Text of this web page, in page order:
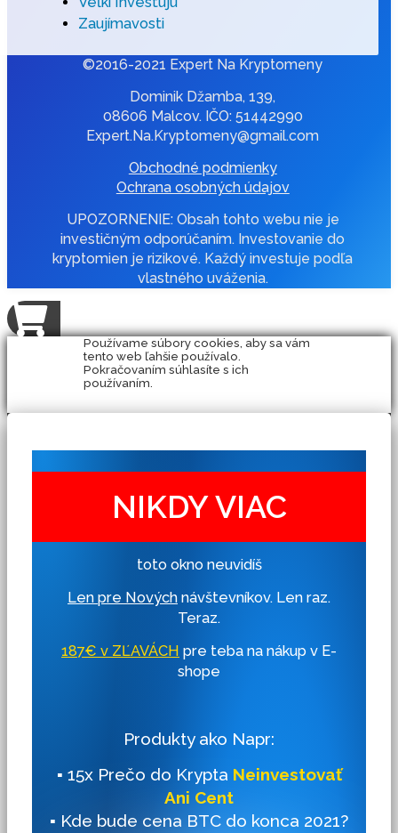
Zaujímavosti
©2016-2021 Expert Na Kryptomeny
Dominik Džamba, 139,
08606 Malcov. IČO: 51442990
Expert.Na.Kryptomeny@gmail.com
Obchodné podmienky
Ochrana osobných údajov
UPOZORNENIE: Obsah tohto webu nie je
investičným odporúčaním. Investovanie do
kryptomien je rizikové. Každý investuje podľa
vlastného uváženia.
Používame súbory cookies, aby sa vám
tento web ľahšie používalo.
Pokračovaním súhlasíte s ich
používaním.
NIKDY VIAC
toto okno neuvidíš
Len pre Nových návštevníkov. Len raz.
Teraz.
187€ v ZĽAVÁCH pre teba na nákup v E-
shope
Produkty ako Napr:
▪ 15x Prečo do Krypta Neinvestovať
Ani Cent
▪ Kde bude cena BTC do konca 2021?